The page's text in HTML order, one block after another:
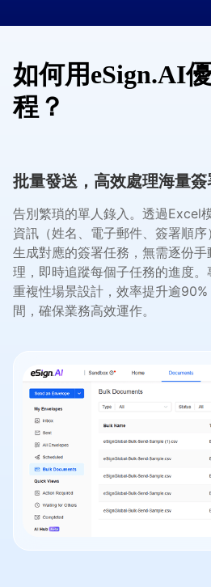
如何用eSign.AI
程？
批量發送，高效處理海量簽
告別繁瑣的單人錄入。透過Excel
資訊（姓名、電子郵件、簽署順序
生成對應的簽署任務，無需逐份
理，即時追蹤每個子任務的進度
重複性場景設計，效率提升逾
間，確保業務高效運作。